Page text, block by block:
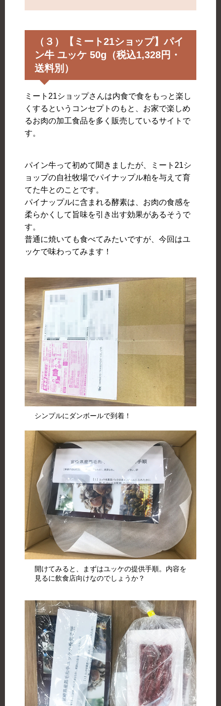
（３）【ミート21ショップ】パイ
ン牛 ユッケ 50g（税込1,328円・
送料別）
ミート21ショップさんは内食で食をもっと楽し
くするというコンセプトのもと、お家で楽しめ
るお肉の加工食品を多く販売しているサイトで
す。
パイン牛って初めて聞きましたが、ミート21シ
ョップの自社牧場でパイナップル粕を与えて育
てた牛とのことです。
パイナップルに含まれる酵素は、お肉の食感を
柔らかくして旨味を引き出す効果があるそうで
す。
普通に焼いても食べてみたいですが、今回はユ
ッケで味わってみます！
シンプルにダンボールで到着！
開けてみると、まずはユッケの提供手順。内容を
見るに飲食店向けなのでしょうか？